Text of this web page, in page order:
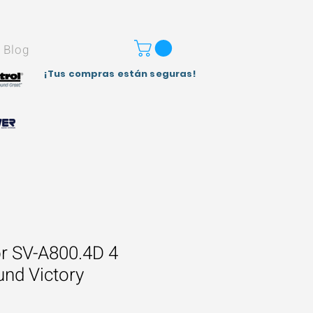
Blog
¡Tus compras están seguras!
A800.4D 4
Victory